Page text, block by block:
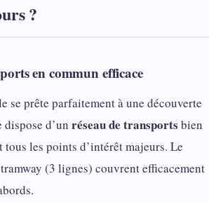
?
en commun efficace
se prête parfaitement à une découverte
d’un réseau de transports bien
tous les points d’intérêt majeurs. Le
(3 lignes) couvrent efficacement